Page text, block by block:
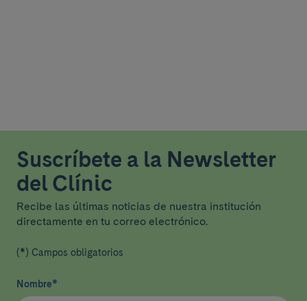
Suscríbete a la Newsletter
del Clínic
Recibe las últimas noticias de nuestra institución
directamente en tu correo electrónico.
(*) Campos obligatorios
Nombre*